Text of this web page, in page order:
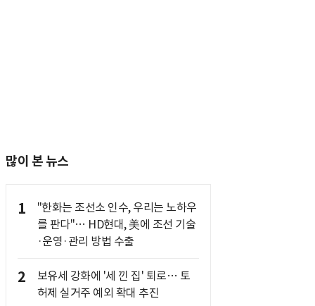
많이 본 뉴스
1
"한화는 조선소 인수, 우리는 노하우
를 판다"… HD현대, 美에 조선 기술
·운영·관리 방법 수출
2
보유세 강화에 '세 낀 집' 퇴로… 토
허제 실거주 예외 확대 추진